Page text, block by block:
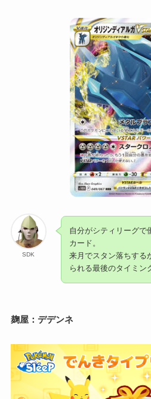
SDK
自分がシティリーグで
カード。
来月でスタン落ちする
られる最後のタイミン
麹屋： デデンネ